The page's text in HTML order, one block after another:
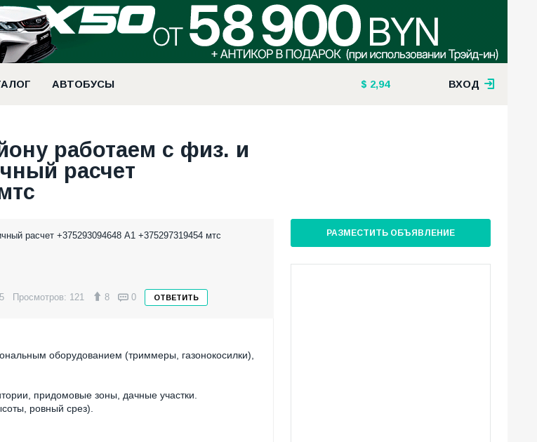
АВТОБУСЫ 2,94 ВХОД
работаем с физ. и
расчет
расчет +375293094648 А1 +375297319454 мтс
Просмотров: 121 8 0 ОТВЕТИТЬ
оборудованием (триммеры, газонокосилки),
придомовые зоны, дачные участки.
ровный срез).
РАЗМЕСТИТЬ ОБЪЯВЛЕНИЕ